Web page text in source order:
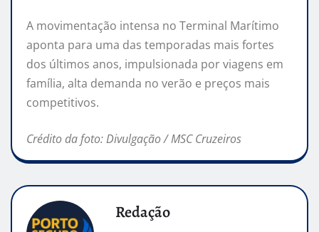
A movimentação intensa no Terminal Marítimo
aponta para uma das temporadas mais fortes
dos últimos anos, impulsionada por viagens em
família, alta demanda no verão e preços mais
competitivos.
Crédito da foto: Divulgação / MSC Cruzeiros
Redação